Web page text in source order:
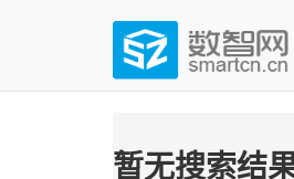
(Press
数智网
智能家居第一资讯门户 | 智
暂无搜索结